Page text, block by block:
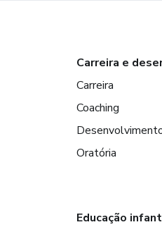
Carreira e
Carreira
Coaching
Oratória
Educação